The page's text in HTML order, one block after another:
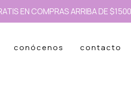
EN COMPRAS ARRIBA DE $1500
conócenos contacto